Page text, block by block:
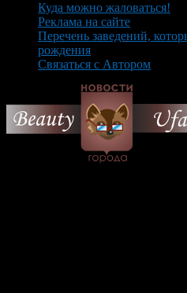
Куда можно жаловаться!
Реклама на сайте
Перечень заведений,
рождения
Связаться с Автором